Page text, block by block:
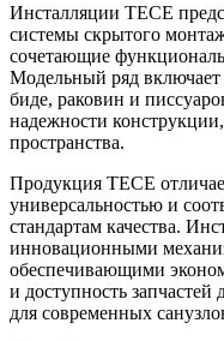
Инсталляции TECE
системы скрытого
сочетающие
Модельный ряд включает
биде, раковин и
надежности
пространства.
Продукция TECE
универсальностью и
стандартам качества.
инновационными
обеспечивающими
и доступность
для современных